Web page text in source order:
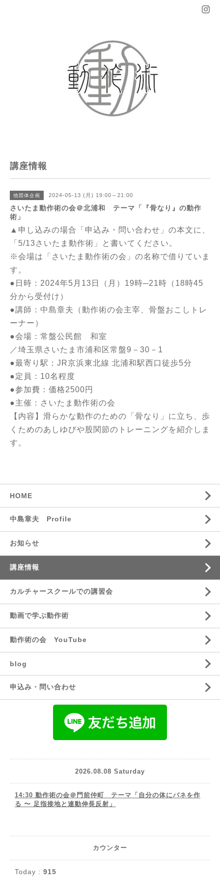
講座情報
他団体企画 2024-05-13 (月) 19:00～21:00
さいたま動作術の会＠北浦和 テーマ「『骨なり』の動作
術」
▲申し込みの場合 「申込み・問い合わせ」 の本文に、
「5/13さいたま動作術」と書いてください。
※会場は「さいたま動作術の会」の名称で借りていま
す。
●日時：2024年5月13日（月）19時─21時（18時45
分から受付け）
●講師：中島章夫（動作術の会主宰、骨盤おこしトレ
ーナー）
●会場：常盤公民館 和室
／埼玉県さいたま市浦和区常盤9－30－1
●最寄り駅：JR京浜東北線 北浦和駅西口徒歩5分
●定員：10名程度
●参加費：価格2500円
●主催：さいたま動作術の会
【内容】滑らかな動作のための「骨なり」に立ち、歩
くためのあしゆびや股関節のトレーニングを紹介しま
す。
HOME
中島章夫 Profile
お知らせ
講座情報
カルチャースクールでの講習会
動画で学ぶ動作術
動作術の会 YouTube
blog
申込み・問い合わせ
2026.08.08 Saturday
14:30 動作術の会＠門前仲町 テーマ「自分の体にバネを作
る 〜 足指接地と連動伸長反射」
カウンター
Today : 915